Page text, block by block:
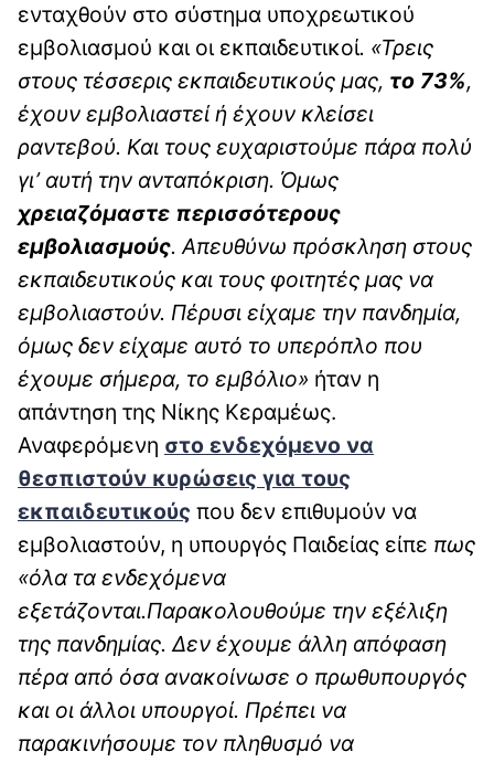
ενταχθούν στο σύστημα υποχρεωτικού
εμβολιασμού και οι εκπαιδευτικοί. «Τρεις
στους τέσσερις εκπαιδευτικούς μας, το 73%,
έχουν εμβολιαστεί ή έχουν κλείσει
ραντεβού. Και τους ευχαριστούμε πάρα πολύ
γι’ αυτή την ανταπόκριση. Όμως
χρειαζόμαστε περισσότερους
εμβολιασμούς. Απευθύνω πρόσκληση στους
εκπαιδευτικούς και τους φοιτητές μας να
εμβολιαστούν. Πέρυσι είχαμε την πανδημία,
όμως δεν είχαμε αυτό το υπερόπλο που
έχουμε σήμερα, το εμβόλιο» ήταν η
απάντηση της Νίκης Κεραμέως.
Αναφερόμενη στο ενδεχόμενο να
θεσπιστούν κυρώσεις για τους
εκπαιδευτικούς που δεν επιθυμούν να
εμβολιαστούν, η υπουργός Παιδείας είπε πως
«όλα τα ενδεχόμενα
εξετάζονται.Παρακολουθούμε την εξέλιξη
της πανδημίας. Δεν έχουμε άλλη απόφαση
πέρα από όσα ανακοίνωσε ο πρωθυπουργός
και οι άλλοι υπουργοί. Πρέπει να
παρακινήσουμε τον πληθυσμό να